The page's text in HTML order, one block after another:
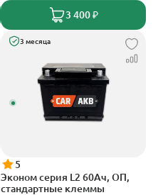
3 400 ₽
3 месяца
5
Эконом серия L2 60Ач, ОП,
стандартные клеммы